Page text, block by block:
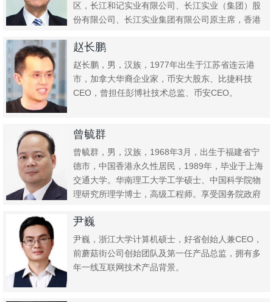
区，长江和记实业有限公司、长江实业（集团）股
份有限公司、长江实业集团有限公司原主席，香港
赵长鹏
赵长鹏，男，汉族，1977年出生于江苏省连云港
市，加拿大华裔企业家，币安大股东、比捷科技
CEO，曾担任彭博社技术总监、币安CEO。
曾毓群
曾毓群，男，汉族，1968年3月，出生于福建省宁
德市，中国香港永久性居民，1989年，毕业于上海
交通大学。华南理工大学工学硕士、中国科学院物
理研究所理学博士，高级工程师。享受国务院政府
尹巍
尹巍，浙江大学计算机硕士，好省创始人兼CEO，
前蘑菇街公司创始团队及第一任产品总监，拥有多
年一线互联网技术产品背景。